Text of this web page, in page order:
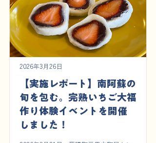
2026年3月26日
【実施レポート】南阿蘇の
旬を包む。完熟いちご大福
作り体験イベントを開催
しました！